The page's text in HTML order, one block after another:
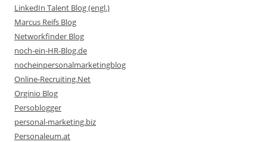
LinkedIn Talent Blog (engl.)
Marcus Reifs Blog
Networkfinder Blog
noch-ein-HR-Blog.de
nocheinpersonalmarketingblog
Online-Recruiting.Net
Orginio Blog
Persoblogger
personal-marketing.biz
Personaleum.at